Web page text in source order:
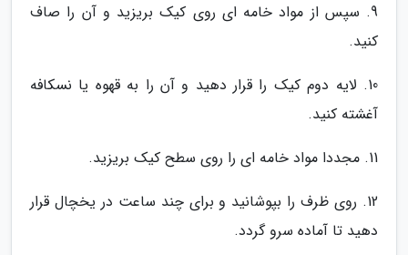
9. سپس از مواد خامه ای روی کیک بریزید و آن را صاف
کنید.
10. لایه دوم کیک را قرار دهید و آن را به قهوه یا نسکافه
آغشته کنید.
11. مجددا مواد خامه ای را روی سطح کیک بریزید.
12. روی ظرف را بپوشانید و برای چند ساعت در یخچال قرار
دهید تا آماده سرو گردد.